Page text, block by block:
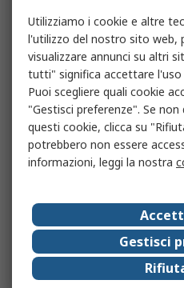
Utilizziamo i cookie e altre
l'utilizzo del nostro sito web,
visualizzare annunci su altri
tutti" significa accettare l'uso
Puoi scegliere quali cookie
"Gestisci preferenze". Se
questi cookie, clicca su
potrebbero non essere
informazioni, leggi la nostra
Gestisci